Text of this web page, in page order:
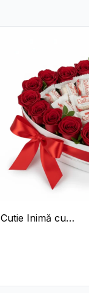
Cutie Inimă cu